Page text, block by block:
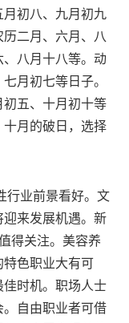
初八、九月初九
二月、六月、八
、八月十八等。动
月初七等日子。
五、十月初十等
十月的破日，选择
行业前景看好。文
来发展机遇。新
得关注。美容养
特色职业大有可
时机。职场人士
自由职业者可借